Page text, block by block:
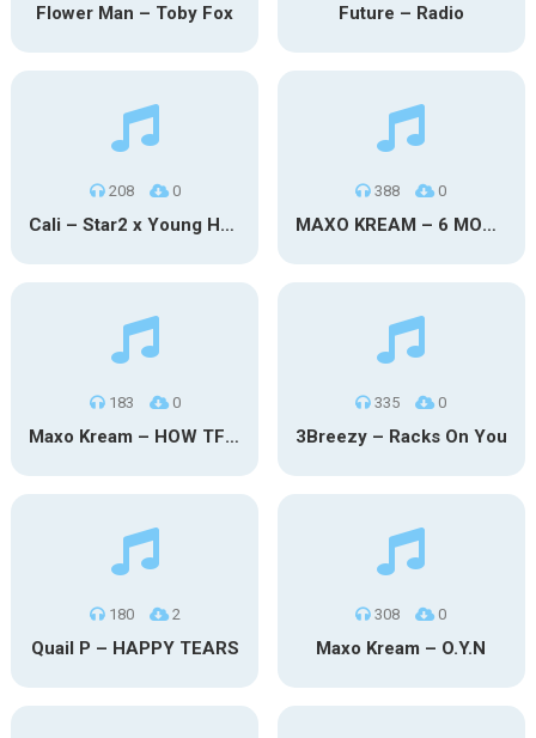
Flower Man – Toby Fox Future – Radio
208 0
Cali – Star2 x Young Henny
388 0
MAXO KREAM – 6 MONTHS CLEAN
183 0
Maxo Kream – HOW TF I’M LUCKY
335 0
3Breezy – Racks On You
180 2
Quail P – HAPPY TEARS
308 0
Maxo Kream – O.Y.N